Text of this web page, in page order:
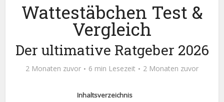
Wattestäbchen Test &
Vergleich
Der ultimative Ratgeber 2026
2 Monaten zuvor 6 min Lesezeit 2 Monaten zuvor
Inhaltsverzeichnis